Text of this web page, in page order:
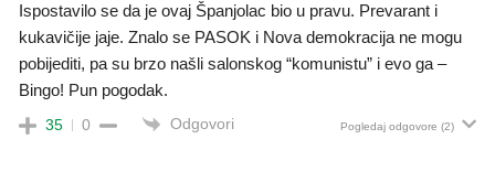
Ispostavilo se da je ovaj Španjolac bio u pravu. Prevarant i
kukavičije jaje. Znalo se PASOK i Nova demokracija ne mogu
pobijediti, pa su brzo našli salonskog “komunistu” i evo ga –
Bingo! Pun pogodak.
35 0 Odgovori Pogledaj odgovore (2)